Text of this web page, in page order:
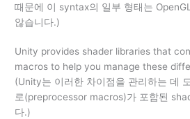
때문에 이 syntax의 일부 형태는
않습니다.)
Unity provides shader libraries that
macros to help you manage these
(Unity는 이러한 차이점을 관리하는 데
로(preprocessor macros)가 포함된
다.)